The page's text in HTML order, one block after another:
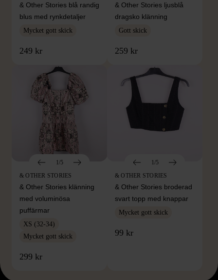
& Other Stories blå randig
blus med rynkdetaljer
Mycket gott skick
249 kr
& Other Stories ljusblå
dragsko klänning
Gott skick
259 kr
1/5
& OTHER STORIES
& Other Stories klänning
med voluminösa
puffärmar
XS (32-34)
Mycket gott skick
299 kr
1/5
& OTHER STORIES
& Other Stories broderad
svart topp med knappar
Mycket gott skick
99 kr